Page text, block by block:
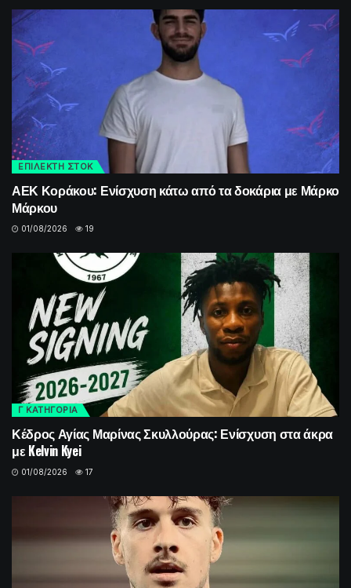
ΕΠΙΛΕΚΤΗ ΣΤΟΚ
ΑΕΚ Κοράκου: Ενίσχυση κάτω από τα δοκάρια με Μάρκο
Μάρκου
01/08/2026 19
Γ ΚΑΤΗΓΟΡΙΑ
Κέδρος Αγίας Μαρίνας Σκυλλούρας: Ενίσχυση στα άκρα
με Kelvin Kyei
01/08/2026 17